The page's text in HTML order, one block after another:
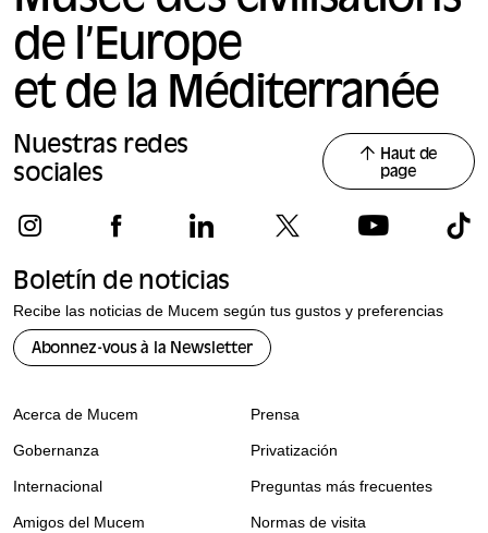
de l’Europe
et de la Méditerranée
Nuestras redes
sociales
Haut de
page
Boletín de noticias
Recibe las noticias de Mucem según tus gustos y preferencias
Abonnez-vous à la Newsletter
Acerca de Mucem
Gobernanza
Internacional
Amigos del Mucem
Prensa
Privatización
Preguntas más frecuentes
Normas de visita